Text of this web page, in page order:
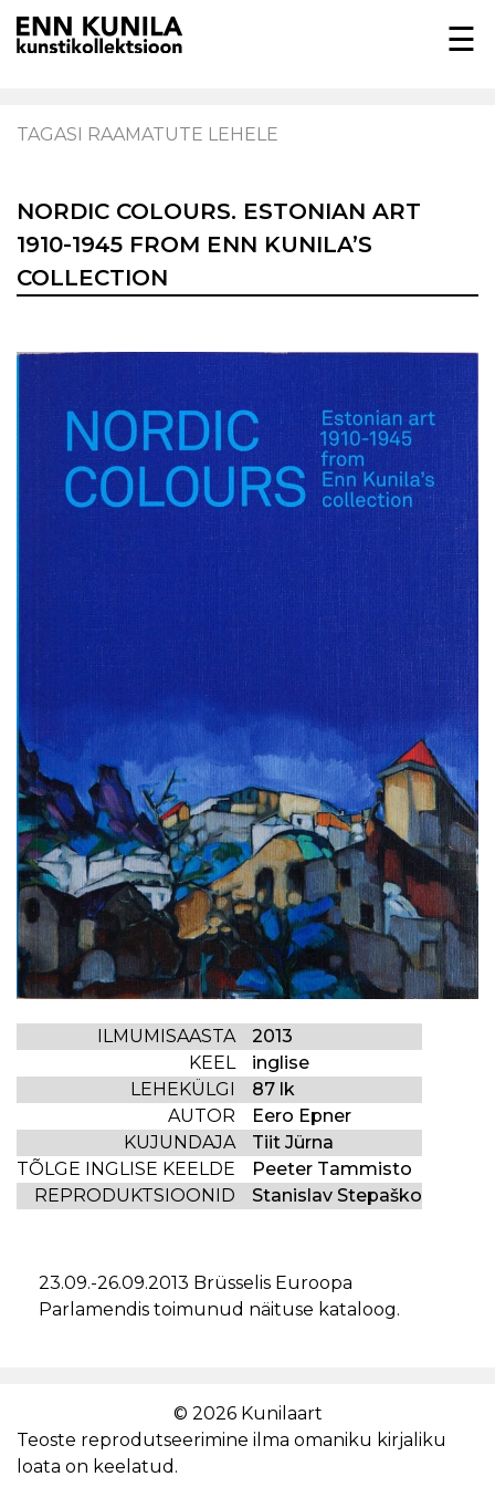
☰
KOLLEKTSIOONIST
NÄITUSED
MEEDIAKAJASTUSED
FILM
RAAMATUD
ABIMATERJALID
TAGASI RAAMATUTE LEHELE
NORDIC COLOURS. ESTONIAN ART
1910-1945 FROM ENN KUNILA’S
COLLECTION
ILMUMISAASTA
2013
KEEL
inglise
LEHEKÜLGI
87 lk
AUTOR
Eero Epner
KUJUNDAJA
Tiit Jürna
TÕLGE INGLISE KEELDE
Peeter Tammisto
REPRODUKTSIOONID
Stanislav Stepaško
23.09.-26.09.2013 Brüsselis Euroopa
Parlamendis toimunud näituse kataloog.
© 2026 Kunilaart
Teoste reprodutseerimine ilma omaniku kirjaliku
loata on keelatud.